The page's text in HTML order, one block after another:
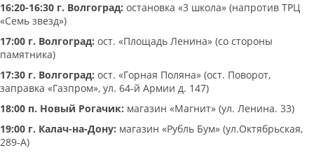
16:20-16:30 г. Волгоград: остановка «3 школа» (напротив ТРЦ
«Семь звезд»)
17:00 г. Волгоград: ост. «Площадь Ленина» (со стороны
памятника)
17:30 г. Волгоград: ост. «Горная Поляна» (ост. Поворот,
заправка «Газпром», ул. 64-й Армии д. 147)
18:00 п. Новый Рогачик: магазин «Магнит» (ул. Ленина. 33)
19:00 г. Калач-на-Дону: магазин «Рубль Бум» (ул.Октябрьская,
289-А)